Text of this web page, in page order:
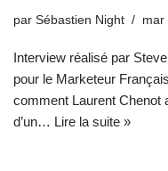
par Sébastien Night mar
Interview réalisé par
pour le Marketeur
comment Laurent Chenot
d’un… Lire la suite »